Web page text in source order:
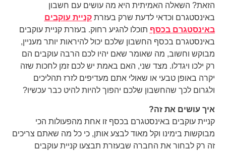
הזאת? השאלה האמיתית היא מה עושים עם חשבון
באינסטגרם וכדאי לדעת שרק בעזרתקניית עוקבים
באינסטגרם בכסף תוכלו להגיע רחוק. בעזרת קניית עוקבים
באינסטגרם בכסף החשבון שלכם יכול להיראות יותר מעניין,
מבוקש וחשוב, מה שאומר שאם יהיו לכם הרבה עוקבים הם
רק ילכו ויגדלו. מצד שני, האם באמת יש לכם זמן לחכות שזה
יקרה באופן טבעי או שאולי אתם מעדיפים לזרז תהליכים
ולגרום לכך שהחשבון שלכם יהפוך להיות להיט כבר עכשיו?
איך עושים את זה?
קניית עוקבים באינסטגרם בכסף זו אחת מהפעולות הכי
מבוקשות בימינו וקל מאוד לבצע אותן, כי כל מה שאתם צריכים
זה רק לבחור את החברה שבעזרת תבצעו קניית עוקבים